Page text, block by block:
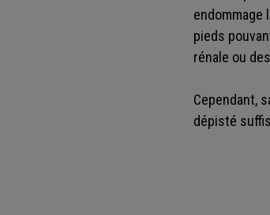
endommage
pieds
rénale ou
Cependant,
dépisté